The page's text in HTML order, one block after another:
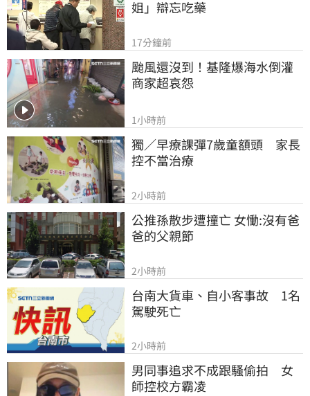
姐」辯忘吃藥
17分鐘前
颱風還沒到！基隆爆海水倒灌
商家超哀怨
1小時前
獨／早療課彈7歲童額頭　家長
控不當治療
2小時前
公推孫散步遭撞亡 女慟:沒有爸
爸的父親節
2小時前
台南大貨車、自小客事故　1名
駕駛死亡
2小時前
男同事追求不成跟騷偷拍　女
師控校方霸凌